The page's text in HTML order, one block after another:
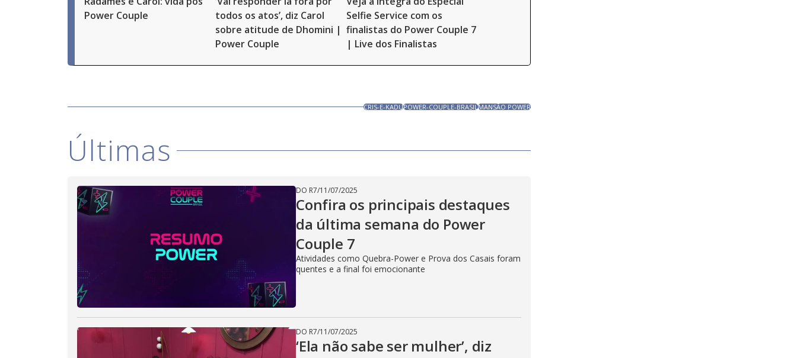
Power Couple
todos os atos’, diz Carol
sobre atitude de Dhomini |
Power Couple
Selfie Service com os
finalistas do Power Couple 7
| Live dos Finalistas
CRIS-E-KADUPOWER-COUPLE-BRASILMANSÃO POWER
Últimas
DO R7/11/07/2025
Confira os principais destaques
da última semana do Power
Couple 7
Atividades como Quebra-Power e Prova dos Casais foram
quentes e a final foi emocionante
DO R7/11/07/2025
‘Ela não sabe ser mulher’, diz